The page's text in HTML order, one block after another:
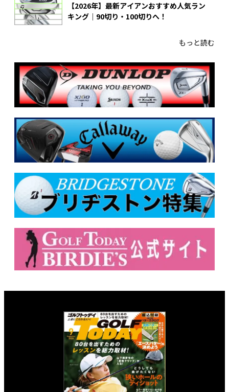
【2026年】最新アイアンおすすめ人気ラン
キング｜90切り・100切りへ！
もっと読む